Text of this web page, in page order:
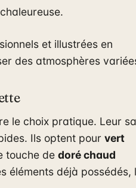
et illustrées en
des atmosphères
le choix pratique. Leur
Ils optent pour vert
touche de doré chaud
éléments déjà possédés,